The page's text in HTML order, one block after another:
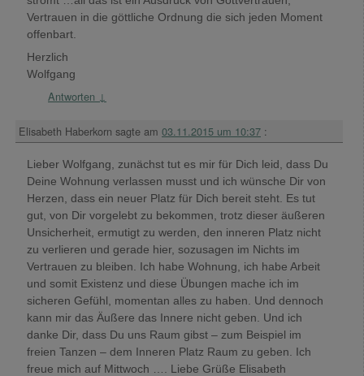
Vertrauen in die göttliche Ordnung die sich jeden Moment
offenbart.
Herzlich
Wolfgang
Antworten ↓
Elisabeth Haberkorn sagte am 03.11.2015 um 10:37 :
Lieber Wolfgang, zunächst tut es mir für Dich leid, dass Du
Deine Wohnung verlassen musst und ich wünsche Dir von
Herzen, dass ein neuer Platz für Dich bereit steht. Es tut
gut, von Dir vorgelebt zu bekommen, trotz dieser äußeren
Unsicherheit, ermutigt zu werden, den inneren Platz nicht
zu verlieren und gerade hier, sozusagen im Nichts im
Vertrauen zu bleiben. Ich habe Wohnung, ich habe Arbeit
und somit Existenz und diese Übungen mache ich im
sicheren Gefühl, momentan alles zu haben. Und dennoch
kann mir das Äußere das Innere nicht geben. Und ich
danke Dir, dass Du uns Raum gibst – zum Beispiel im
freien Tanzen – dem Inneren Platz Raum zu geben. Ich
freue mich auf Mittwoch …. Liebe Grüße Elisabeth